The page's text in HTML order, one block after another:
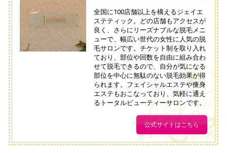
全国に100店舗以上を構えるジェイエ
ステティック。どの店舗もアクセスが
良く、さらにリーズナブルな脱毛メニ
ューで、幅広い世代の女性に人気の脱
毛サロンです。チケット制を取り入れ
ており、部位や回数を自由に組み合わ
せて脱毛できるので、自分が気になる
部位を中心に無駄のない脱毛効果が得
られます。フェイシャルエステや痩身
エステもおこなっており、気軽に通え
るトータルビューティーサロンです。
公式サイトはこちら